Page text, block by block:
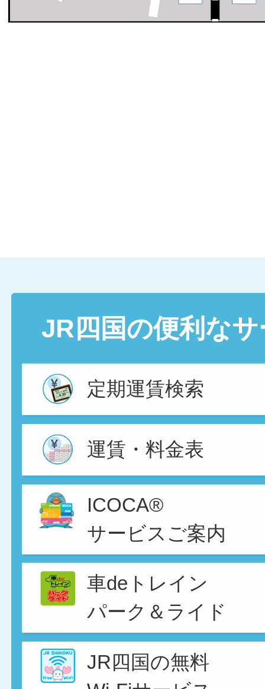
JR四国の便利な
定期運賃検索
運賃・料金表
ICOCA®
サービスご案内
車deトレイン
パーク＆ライド
JR四国の無料